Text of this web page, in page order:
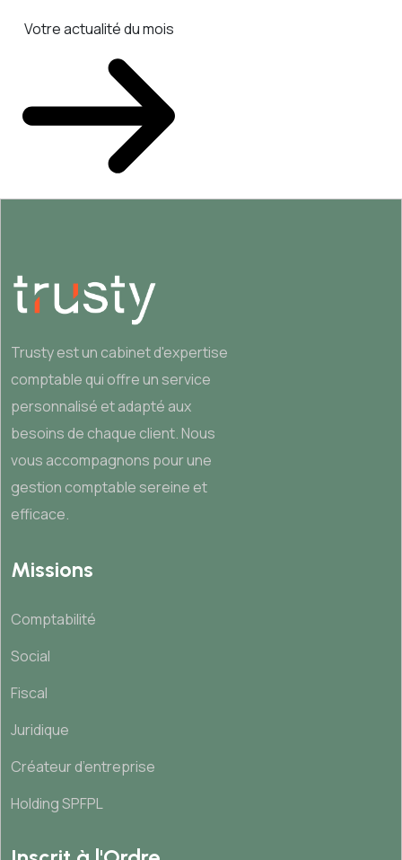
Votre actualité du mois
Trusty est un cabinet d'expertise
comptable qui offre un service
personnalisé et adapté aux
besoins de chaque client. Nous
vous accompagnons pour une
gestion comptable sereine et
efficace.
Missions
Comptabilité
Social
Fiscal
Juridique
Créateur d’entreprise
Holding SPFPL